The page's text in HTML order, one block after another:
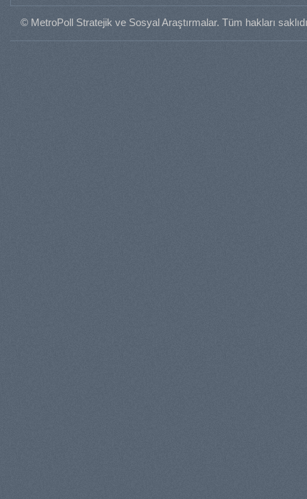
© MetroPoll Stratejik ve Sosyal Araştırmalar. Tüm hakları